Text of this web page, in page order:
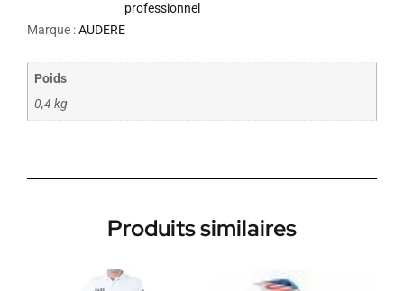
professionnel
Marque :AUDERE
Poids
0,4 kg
Produits similaires